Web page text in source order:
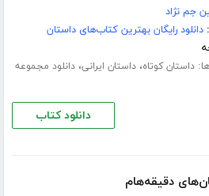
جم نژاد
دانلود رایگان بهترین کتاب‌های داستان
داستان کوتاه،داستان ایرانی،دانلود مجموعه
دانلود کتاب
دقیقه‌هام